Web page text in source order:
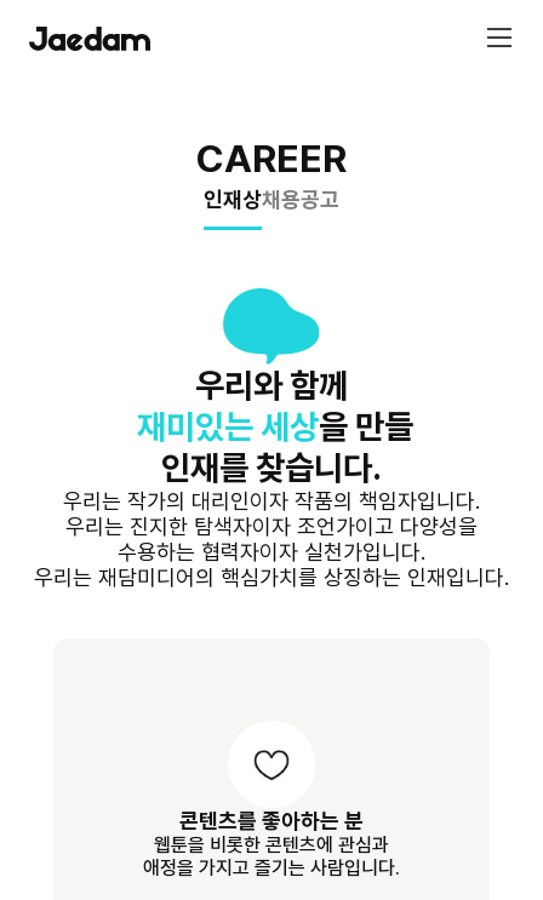
CAREER
인재상채용공고
우리와 함께
재미있는 세상을 만들
인재를 찾습니다.
우리는 작가의 대리인이자 작품의 책임자입니다.
우리는 진지한 탐색자이자 조언가이고 다양성을
수용하는 협력자이자 실천가입니다.
우리는 재담미디어의 핵심가치를 상징하는 인재입니다.
콘텐츠를 좋아하는 분
웹툰을 비롯한 콘텐츠에 관심과
애정을 가지고 즐기는 사람입니다.